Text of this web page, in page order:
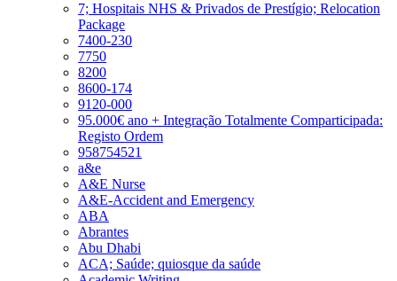
7; Hospitais NHS & Privados de Prestígio; Relocation
Package
7400-230
7750
8200
8600-174
9120-000
95.000€ ano + Integração Totalmente Comparticipada:
Registo Ordem
958754521
a&e
A&E Nurse
A&E-Accident and Emergency
ABA
Abrantes
Abu Dhabi
ACA; Saúde; quiosque da saúde